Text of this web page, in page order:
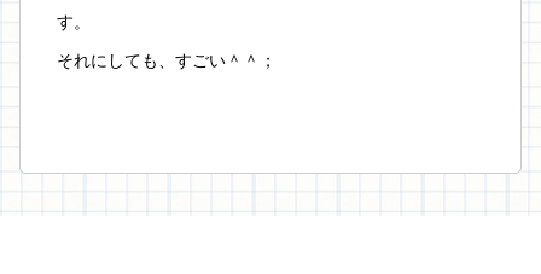
す。
それにしても、すごい＾＾；